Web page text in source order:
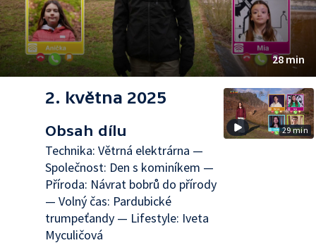
28 min
2. května 2025
Obsah dílu
Technika: Větrná elektrárna —
Společnost: Den s kominíkem —
Příroda: Návrat bobrů do přírody
— Volný čas: Pardubické
trumpeťandy — Lifestyle: Iveta
Myculičová
29 min